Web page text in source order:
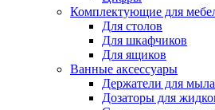
Комплектующие для
Для столов
Для шкафчиков
Для ящиков
Ванные аксессуары
Держатели для мыла
Дозаторы для